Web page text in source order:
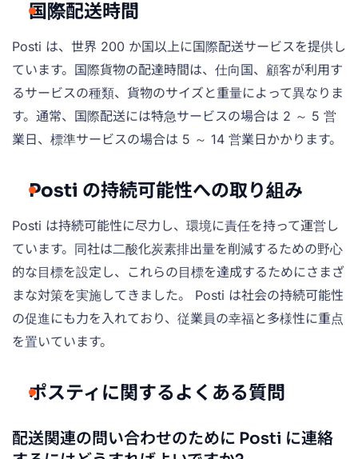
国際配送時間
Posti は、世界 200 か国以上に国際配送サービスを提供し
ています。国際貨物の配達時間は、仕向国、顧客が利用す
るサービスの種類、貨物のサイズと重量によって異なりま
す。通常、国際配送には特急サービスの場合は 2 ～ 5 営
業日、標準サービスの場合は 5 ～ 14 営業日かかります。
Posti の持続可能性への取り組み
Posti は持続可能性に尽力し、環境に責任を持って運営し
ています。同社は二酸化炭素排出量を削減するための野心
的な目標を設定し、これらの目標を達成するためにさまざ
まな対策を実施してきました。 Posti は社会の持続可能性
の促進にも力を入れており、従業員の幸福と多様性に重点
を置いています。
ポスティに関するよくある質問
配送関連の問い合わせのために Posti に連絡